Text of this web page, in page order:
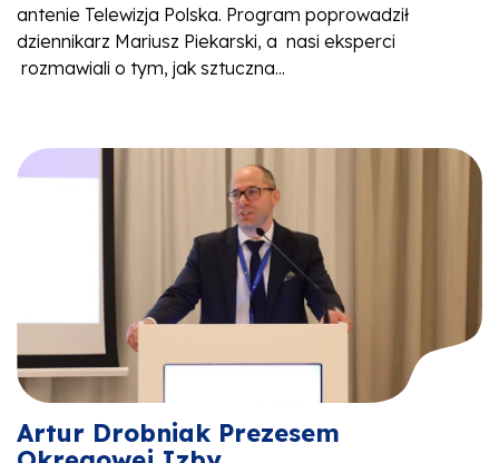
antenie Telewizja Polska. Program poprowadził
dziennikarz Mariusz Piekarski, a nasi eksperci
rozmawiali o tym, jak sztuczna...
Artur Drobniak Prezesem